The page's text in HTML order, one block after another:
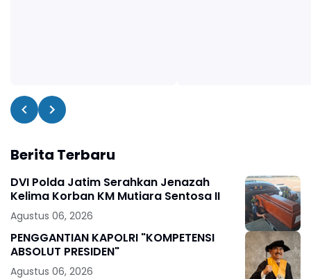
Berita Terbaru
DVI Polda Jatim Serahkan Jenazah
Kelima Korban KM Mutiara Sentosa II
Agustus 06, 2026
PENGGANTIAN KAPOLRI "KOMPETENSI
ABSOLUT PRESIDEN"
Agustus 06, 2026